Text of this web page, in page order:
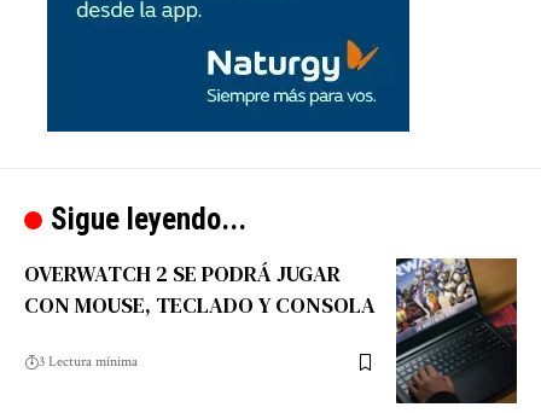
Sigue leyendo...
OVERWATCH 2 SE PODRÁ JUGAR
CON MOUSE, TECLADO Y CONSOLA
3 Lectura mínima